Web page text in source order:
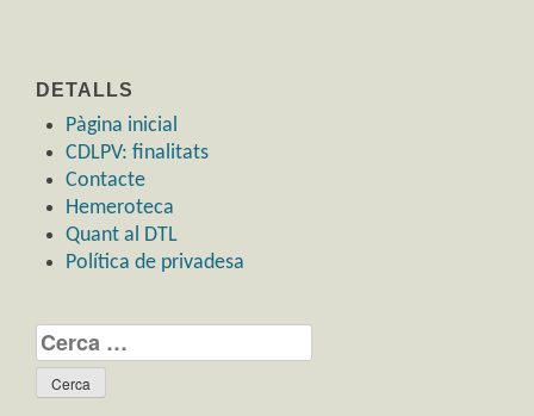
DETALLS
Pàgina inicial
CDLPV: finalitats
Contacte
Hemeroteca
Quant al DTL
Política de privadesa
Cerca: